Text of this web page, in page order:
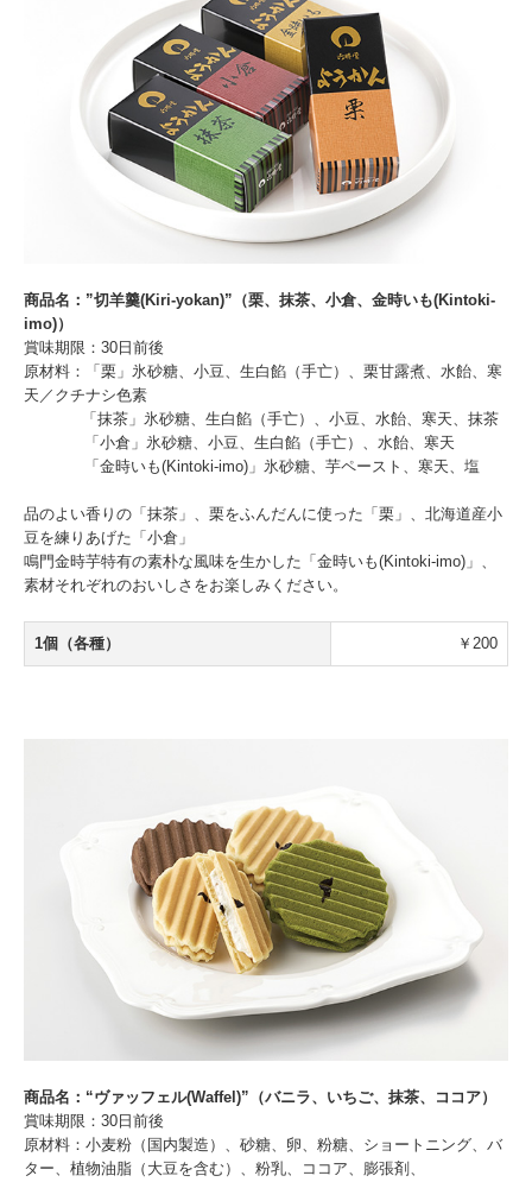
商品名：”切羊羹(Kiri-yokan)”（栗、抹茶、小倉、金時いも(Kintoki-
imo)）
賞味期限：30日前後
原材料：「栗」氷砂糖、小豆、生白餡（手亡）、栗甘露煮、水飴、寒
天／クチナシ色素
「抹茶」氷砂糖、生白餡（手亡）、小豆、水飴、寒天、抹茶
「小倉」氷砂糖、小豆、生白餡（手亡）、水飴、寒天
「金時いも(Kintoki-imo)」氷砂糖、芋ペースト、寒天、塩
品のよい香りの「抹茶」、栗をふんだんに使った「栗」、北海道産小
豆を練りあげた「小倉」
鳴門金時芋特有の素朴な風味を生かした「金時いも(Kintoki-imo)」、
素材それぞれのおいしさをお楽しみください。
1個（各種） ￥200
商品名：“ヴァッフェル(Waffel)”（バニラ、いちご、抹茶、ココア）
賞味期限：30日前後
原材料：小麦粉（国内製造）、砂糖、卵、粉糖、ショートニング、バ
ター、植物油脂（大豆を含む）、粉乳、ココア、膨張剤、